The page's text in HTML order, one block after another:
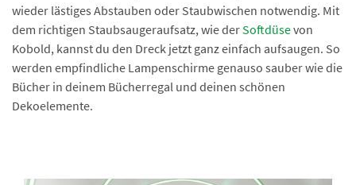
wieder lästiges Abstauben oder Staubwischen notwendig. Mit
dem richtigen Staubsaugeraufsatz, wie derSoftdüsevon
Kobold, kannst du den Dreck jetzt ganz einfach aufsaugen. So
werden empfindliche Lampenschirme genauso sauber wie die
Bücher in deinem Bücherregal und deinen schönen
Dekoelemente.